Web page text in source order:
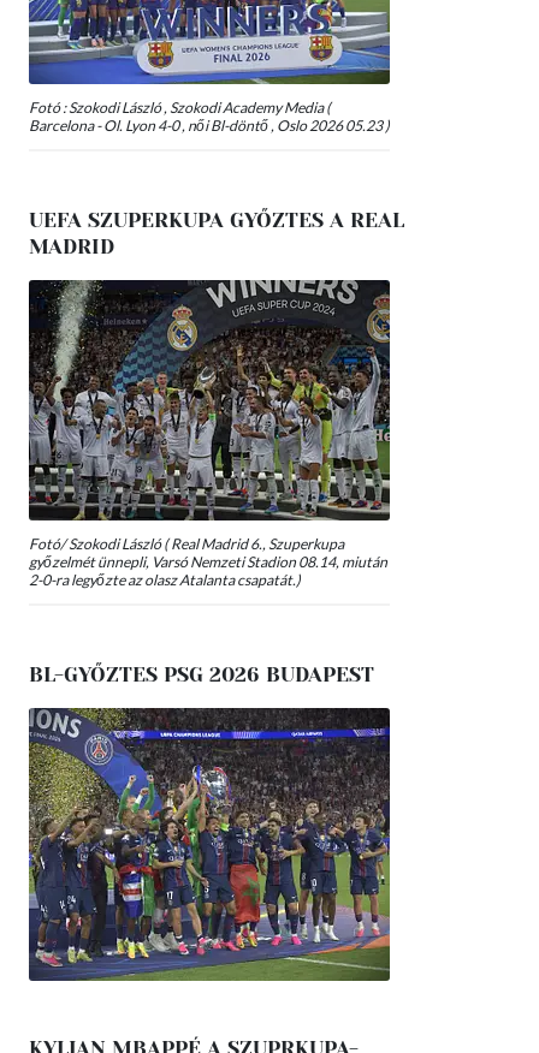
Fotó : Szokodi László , Szokodi Academy Media (
Barcelona - Ol. Lyon 4-0 , női Bl-döntő , Oslo 2026 05.23 )
UEFA SZUPERKUPA GYŐZTES A REAL
MADRID
Fotó/ Szokodi László ( Real Madrid 6., Szuperkupa
győzelmét ünnepli, Varsó Nemzeti Stadion 08.14, miután
2-0-ra legyőzte az olasz Atalanta csapatát.)
BL-GYŐZTES PSG 2026 BUDAPEST